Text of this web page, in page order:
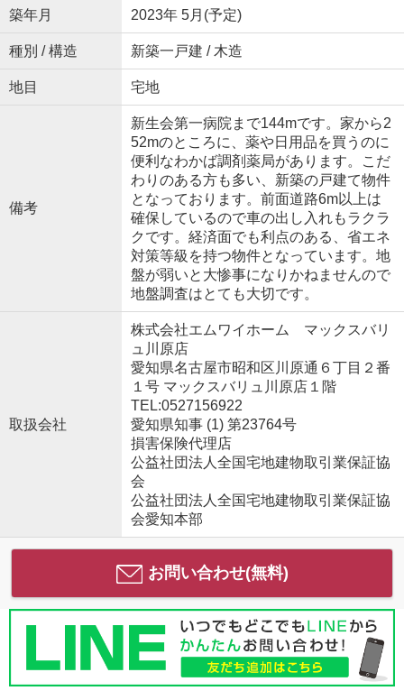
築年月 2023年 5月(予定)
種別 / 構造 新築一戸建 / 木造
地目 宅地
備考
新生会第一病院まで144mです。家から2
52mのところに、薬や日用品を買うのに
便利なわかば調剤薬局があります。こだ
わりのある方も多い、新築の戸建て物件
となっております。前面道路6m以上は
確保しているので車の出し入れもラクラ
クです。経済面でも利点のある、省エネ
対策等級を持つ物件となっています。地
盤が弱いと大惨事になりかねませんので
地盤調査はとても大切です。
取扱会社
株式会社エムワイホーム マックスバリ
ュ川原店
愛知県名古屋市昭和区川原通６丁目２番
１号 マックスバリュ川原店１階
TEL:0527156922
愛知県知事 (1) 第23764号
損害保険代理店
公益社団法人全国宅地建物取引業保証協
会
公益社団法人全国宅地建物取引業保証協
会愛知本部
お問い合わせ(無料)